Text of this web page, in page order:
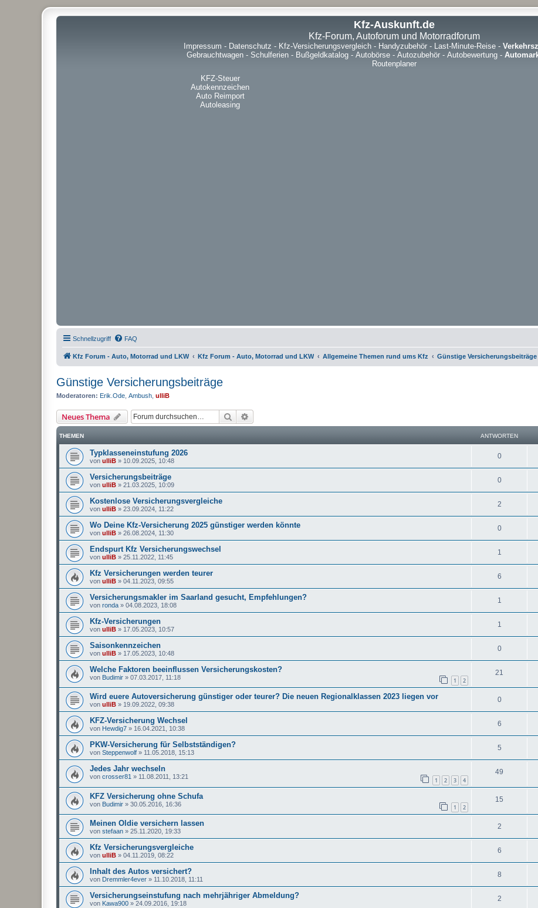
Kfz-Auskunft.de
Kfz-Forum, Autoforum und Motorradforum
Impressum - Datenschutz - Kfz-Versicherungsvergleich- Handyzubehör- Last-Minute-Reise-
Gebrauchtwagen - Schulferien - Bußgeldkatalog - Autobörse - Autozubehör - Autobewertung -
Routenplaner
KFZ-Steuer
Autokennzeichen
Auto Reimport
Autoleasing
Schnellzugriff FAQ
Kfz Forum - Auto, Motorrad und LKW Kfz Forum - Auto, Motorrad und LKW Allgemeine Themen rund ums Kfz Günstige Versicherungsbeiträge
Günstige Versicherungsbeiträge
Moderatoren: Erik.Ode Ambush ulliB
Neues Thema Suche
THEMEN ANTWORTEN
Typklasseneinstufung 2026
von ulliB » 10.09.2025, 10:48
0
Versicherungsbeiträge
von ulliB » 21.03.2025, 10:09
0
Kostenlose Versicherungsvergleiche
von ulliB » 23.09.2024, 11:22
2
Wo Deine Kfz-Versicherung 2025 günstiger werden könnte
von ulliB » 26.08.2024, 11:30
0
Endspurt Kfz Versicherungswechsel
von ulliB » 25.11.2022, 11:45
1
Kfz Versicherungen werden teurer
von ulliB » 04.11.2023, 09:55
6
Versicherungsmakler im Saarland gesucht, Empfehlungen?
von ronda » 04.08.2023, 18:08
1
Kfz-Versicherungen
von ulliB » 17.05.2023, 10:57
1
Saisonkennzeichen
von ulliB » 17.05.2023, 10:48
0
Welche Faktoren beeinflussen Versicherungskosten?
von Budimir » 07.03.2017, 11:18 1 2
21
Wird euere Autoversicherung günstiger oder teurer? Die neuen Regionalklassen 2023 liegen vor
von ulliB » 19.09.2022, 09:38
0
KFZ-Versicherung Wechsel
von Hewdig7 » 16.04.2021, 10:38
6
PKW-Versicherung für Selbstständigen?
von Steppenwolf » 11.05.2018, 15:13
5
Jedes Jahr wechseln
von crosser81 » 11.08.2011, 13:21 1 2 3 4
49
KFZ Versicherung ohne Schufa
von Budimir » 30.05.2016, 16:36 1 2
15
Meinen Oldie versichern lassen
von stefaan » 25.11.2020, 19:33
2
Kfz Versicherungsvergleiche
von ulliB » 04.11.2019, 08:22
6
Inhalt des Autos versichert?
von Dremmler4ever » 11.10.2018, 11:11
8
Versicherungseinstufung nach mehrjähriger Abmeldung?
von Kawa900 » 24.09.2016, 19:18
2